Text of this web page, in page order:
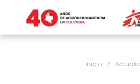
Inicio >